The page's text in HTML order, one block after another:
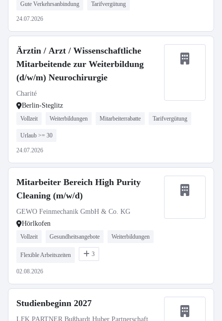
Gute Verkehrsanbindung Tarifvergütung
24.07.2026
Ärztin / Arzt / Wissenschaftliche
Mitarbeitende zur Weiterbildung
(d/w/m) Neurochirurgie
Charité
Berlin-Steglitz
Vollzeit Weiterbildungen Mitarbeiterrabatte Tarifvergütung
Urlaub >= 30
24.07.2026
Mitarbeiter Bereich High Purity
Cleaning (m/w/d)
GEWO Feinmechanik GmbH & Co. KG
Hörlkofen
Vollzeit Gesundheitsangebote Weiterbildungen
Flexible Arbeitszeiten 3
02.08.2026
Studienbeginn 2027
LFK PARTNER Bußhardt Huber Partnerschaft